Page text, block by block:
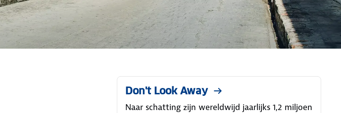
Don't Look Away
Naar schatting zijn wereldwijd jaarlijks 1,2 miljoen